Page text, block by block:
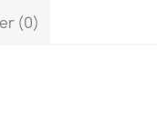
(0)